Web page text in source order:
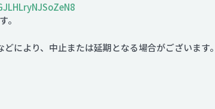
。
により、中止または延期となる場合がございます。